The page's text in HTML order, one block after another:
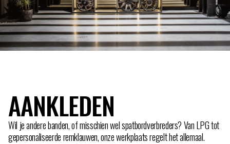
AANKLEDEN
Wil je andere banden, of misschien wel spatbordverbreders? Van LPG tot
gepersonaliseerde remklauwen, onze werkplaats regelt het allemaal.